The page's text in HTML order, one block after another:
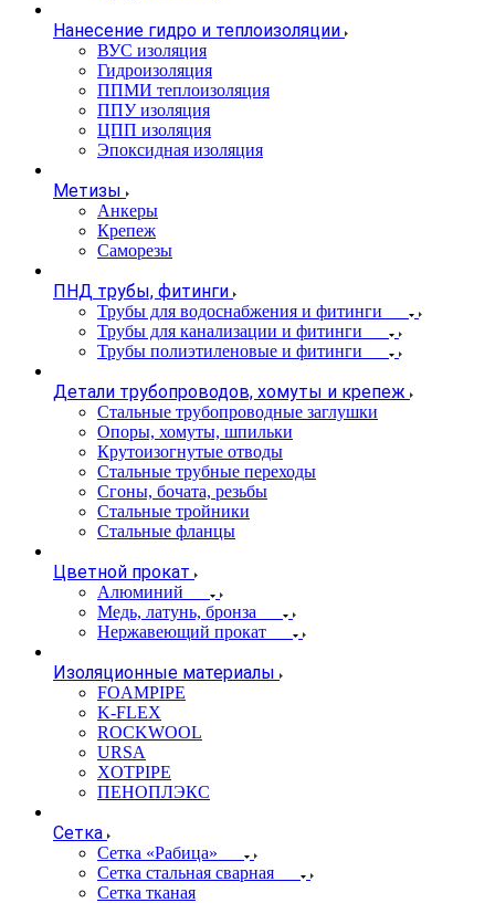
Нанесение гидро и теплоизоляции
ВУС изоляция
Гидроизоляция
ППМИ теплоизоляция
ППУ изоляция
ЦПП изоляция
Эпоксидная изоляция
Метизы
Анкеры
Крепеж
Саморезы
ПНД трубы, фитинги
Трубы для водоснабжения и фитинги
Трубы для канализации и фитинги
Трубы полиэтиленовые и фитинги
Детали трубопроводов, хомуты и крепеж
Стальные трубопроводные заглушки
Опоры, хомуты, шпильки
Крутоизогнутые отводы
Стальные трубные переходы
Сгоны, бочата, резьбы
Стальные тройники
Стальные фланцы
Цветной прокат
Алюминий
Медь, латунь, бронза
Нержавеющий прокат
Изоляционные материалы
FOAMPIPE
K-FLEX
ROCKWOOL
URSA
XOTPIPE
ПЕНОПЛЭКС
Сетка
Сетка «Рабица»
Сетка стальная сварная
Сетка тканая